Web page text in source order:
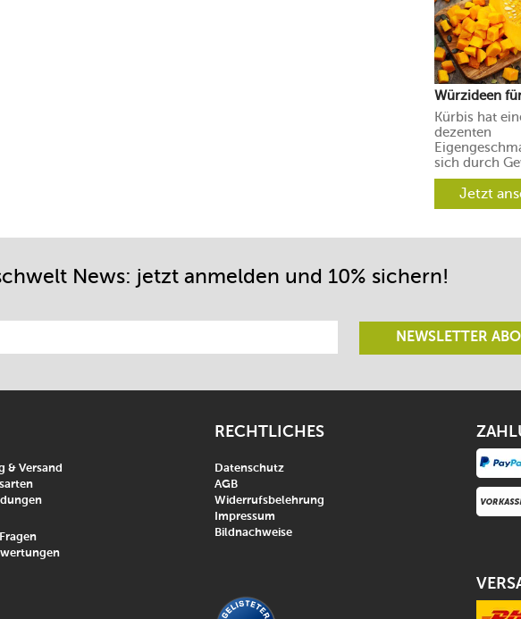
Würzideen
Kürbis hat
dezenten
sich durch
und Aromen
verschiedene
Richtungen
Jetzt
News: jetzt anmelden und 10% sichern!
NEWSLETTER
& Versand
RECHTLICHES
Datenschutz
AGB
Widerrufsbelehrung
Impressum
Bildnachweise